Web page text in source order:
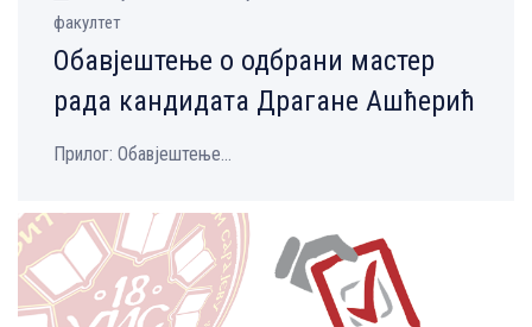
факултет
Обавјештење о одбрани мастер
рада кандидата Драгане Ашћерић
Прилог: Обавјештење...